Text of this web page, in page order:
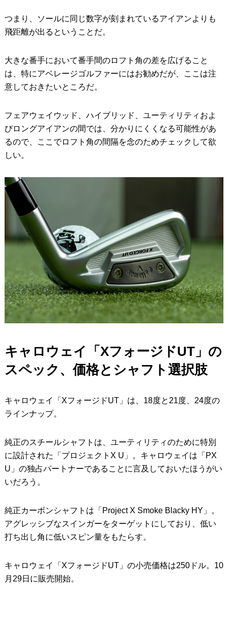
つまり、ソールに同じ数字が刻まれているアイアンよりも
飛距離が出るということだ。
大きな番手において番手間のロフト角の差を広げること
は、特にアベレージゴルファーにはお勧めだが、ここは注
意しておきたいところだ。
フェアウェイウッド、ハイブリッド、ユーティリティおよ
びロングアイアンの間では、分かりにくくなる可能性があ
るので、ここでロフト角の間隔を念のためチェックして欲
しい。
キャロウェイ「XフォージドUT」の
スペック、価格とシャフト選択肢
キャロウェイ「XフォージドUT」は、18度と21度、24度の
ラインナップ。
純正のスチールシャフトは、ユーティリティのために特別
に設計された「プロジェクトX U」。キャロウェイは「PX
U」の独占パートナーであることに言及しておいたほうがい
いだろう。
純正カーボンシャフトは「Project X Smoke Blacky HY」。
アグレッシブなスインガーをターゲットにしており、低い
打ち出し角に低いスピン量をもたらす。
キャロウェイ「XフォージドUT」の小売価格は250ドル。10
月29日に販売開始。